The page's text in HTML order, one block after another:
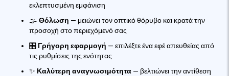
εκλεπτυσμένη εμφάνιση
🌫️ Θόλωση — μειώνει τον οπτικό θόρυβο και κρατά την
προσοχή στο περιεχόμενό σας
🎛️ Γρήγορη εφαρμογή — επιλέξτε ένα εφέ απευθείας από
τις ρυθμίσεις της ενότητας
✨ Καλύτερη αναγνωσιμότητα — βελτιώνει την αντίθεση